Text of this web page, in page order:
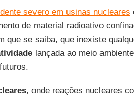
severo em usinas nucleares
de material radioativo
que se saiba, que inexiste
lançada ao meio
, onde reações nucleares